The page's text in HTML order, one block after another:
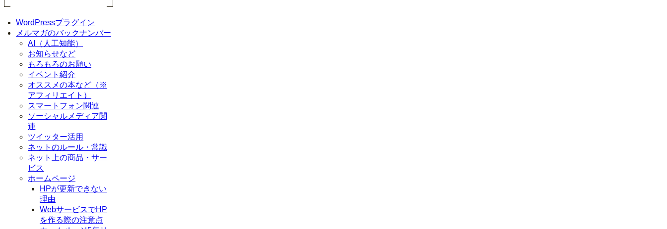
WordPressプラグイン
メルマガのバックナンバー
AI（人工知能）
お知らせなど
もろもろのお願い
イベント紹介
オススメの本など（※
アフィリエイト）
スマートフォン関連
ソーシャルメディア関
連
ツイッター活用
ネットのルール・常識
ネット上の商品・サー
ビス
ホームページ
HPが更新できない
理由
WebサービスでHP
を作る際の注意点